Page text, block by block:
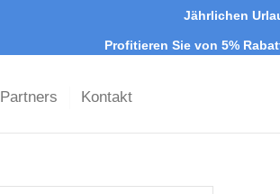
Jährlichen
Profitieren Sie von 5%
Partners Kontakt